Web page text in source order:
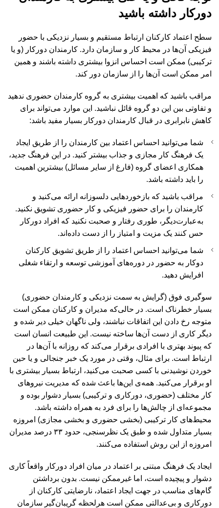
دورکار داشته باشید
سطح اعتماد کارکنان ارتباط مستقیم و بسیار نزدیکی با حضور
فیزیکی آن‌ها در محیط کار و سازمان‌ دارد. کارمندان دورکار (و یا
ترکیبی) ممکن است احساس انزوا بیشتری داشته باشند و همین
امر ممکن است آن‌ها را از سازمان دور کند.
مراقب باشید که اهمیت بیشتری به گروه کارمندان حضوری ندهید
و تفاوتی بین این دو گروه قائل نباشید. این موارد می‌تواند برای
کاهش نابرابری در قبال کارمندان دورکار بسیار مفید باشد:
شما می‌توانید احساس اعتماد بین کارمندان را از طریق ایجاد
یک فرهنگ کار مجازی و جذاب بیشتر کنید. در این فرهنگ جدید،
همکاری اعضای گروه (فارغ از سایر مسائل) بیشترین اهمیت
را باید داشته باشد.
مراقب باشید که بازخوردهایی دلسوزانه ارائه می‌کنید و
کارمندان را برای حضور فیزیکی و کار حضوری تشویق نکنید.
به‌عبارت‌‌دیگر، طوری رفتار و صحبت نکنید که افراد دورکار
حس‌ کنند یک مزیت و امتیاز را از دست داده‌اند.
شما می‌توانید احساس اعتماد را از طریق تشویق کارکنان
دوکار به حضور در دوره‌های آموزشی توسعه و ارتقاء شغلی
افرایش دهید.
سوگیری فوق (گرایش به سمت نزدیکی و کارمندان حضوری)
بسیار خطرناک است. در حالی‌که مدیران و کارکنان ممکن است
متوجه رخ دادن این اتفاقات نباشند، ولی ناگهان خیلی دیر شده و
دیگر کاری از دست آن‌ها ساخته نیست. این طبیعت انسان‌ است
که پیوند بهتری با افرادی برقرار می‌کند که روزانه با آن‌ها در
ارتباط است. برای مثال، وقتی در مورد یک خبر جنجالی و یا حین
خوردن نوشیدنی با کسی صحبت می‌کنید، ارتباط بسیار بیشتری با
او برقرار می‌کنید. همه‌ی این‌ها باعث شده که مدیریت نیروهای
کار مختلف (حضوری، دورکاری و ترکیبی) بسیار دشوار بوده و
مجموعه‌ای از چالش‌ها را برای فرد به همراه داشته باشد.
محیط‌های کار ترکیبی (بخشی حضوری و بخشی مجازی) امروزه
بسیار متداول شده و طبق یک نظرسنجی، حدود ۳۳ درصد مدیران
امروزه از این روش استفاده می‌کنند.
ایجاد یک فرهنگ مبتنی بر اعتماد در میان افراد دورکار واقعاً کاری
دشوار و پیچیده است، اما غیرممکن نیست. بدون برداشتن
گام‌های مناسب در جهت ایجاد اعتماد، نارضایتی کارکنان از
دورکاری و بی‌عدالتی ممکن است هرلحظه گریبان‌گیر سازمان